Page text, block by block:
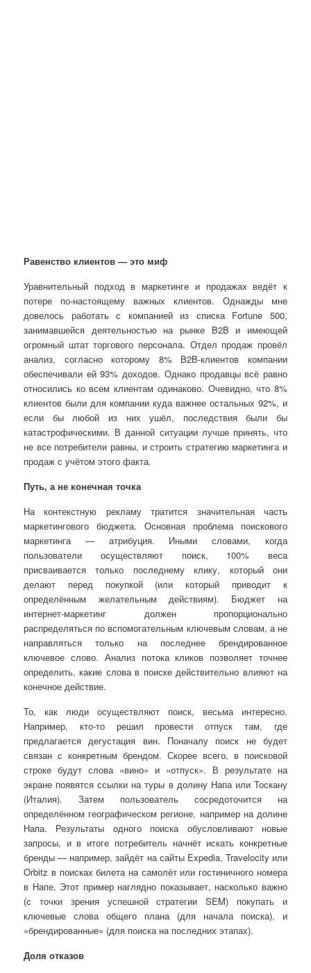
Равенство клиентов — это миф
Уравнительный подход в маркетинге и продажах ведёт к
потере по-настоящему важных клиентов. Однажды мне
довелось работать с компанией из списка Fortune 500,
занимавшейся деятельностью на рынке B2B и имеющей
огромный штат торгового персонала. Отдел продаж провёл
анализ, согласно которому 8% B2B-клиентов компании
обеспечивали ей 93% доходов. Однако продавцы всё равно
относились ко всем клиентам одинаково. Очевидно, что 8%
клиентов были для компании куда важнее остальных 92%, и
если бы любой из них ушёл, последствия были бы
катастрофическими. В данной ситуации лучше принять, что
не все потребители равны, и строить стратегию маркетинга и
продаж с учётом этого факта.
Путь, а не конечная точка
На контекстную рекламу тратится значительная часть
маркетингового бюджета. Основная проблема поискового
маркетинга — атрибуция. Иными словами, когда
пользователи осуществляют поиск, 100% веса
присваивается только последнему клику, который они
делают перед покупкой (или который приводит к
определённым желательным действиям). Бюджет на
интернет-маркетинг должен пропорционально
распределяться по вспомогательным ключевым словам, а не
направляться только на последнее брендированное
ключевое слово. Анализ потока кликов позволяет точнее
определить, какие слова в поиске действительно влияют на
конечное действие.
То, как люди осуществляют поиск, весьма интересно.
Например, кто-то решил провести отпуск там, где
предлагается дегустация вин. Поначалу поиск не будет
связан с конкретным брендом. Скорее всего, в поисковой
строке будут слова «вино» и «отпуск». В результате на
экране появятся ссылки на туры в долину Напа или Тоскану
(Италия). Затем пользователь сосредоточится на
определённом географическом регионе, например на долине
Напа. Результаты одного поиска обусловливают новые
запросы, и в итоге потребитель начнёт искать конкретные
бренды — например, зайдёт на сайты Expedia, Travelocity или
Orbitz в поисках билета на самолёт или гостиничного номера
в Напе. Этот пример наглядно показывает, насколько важно
(с точки зрения успешной стратегии SEM) покупать и
ключевые слова общего плана (для начала поиска), и
«брендированные» (для поиска на последних этапах).
Доля отказов